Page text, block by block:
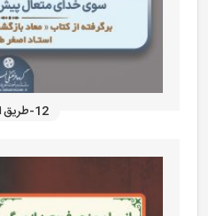
12-طریق الی الله